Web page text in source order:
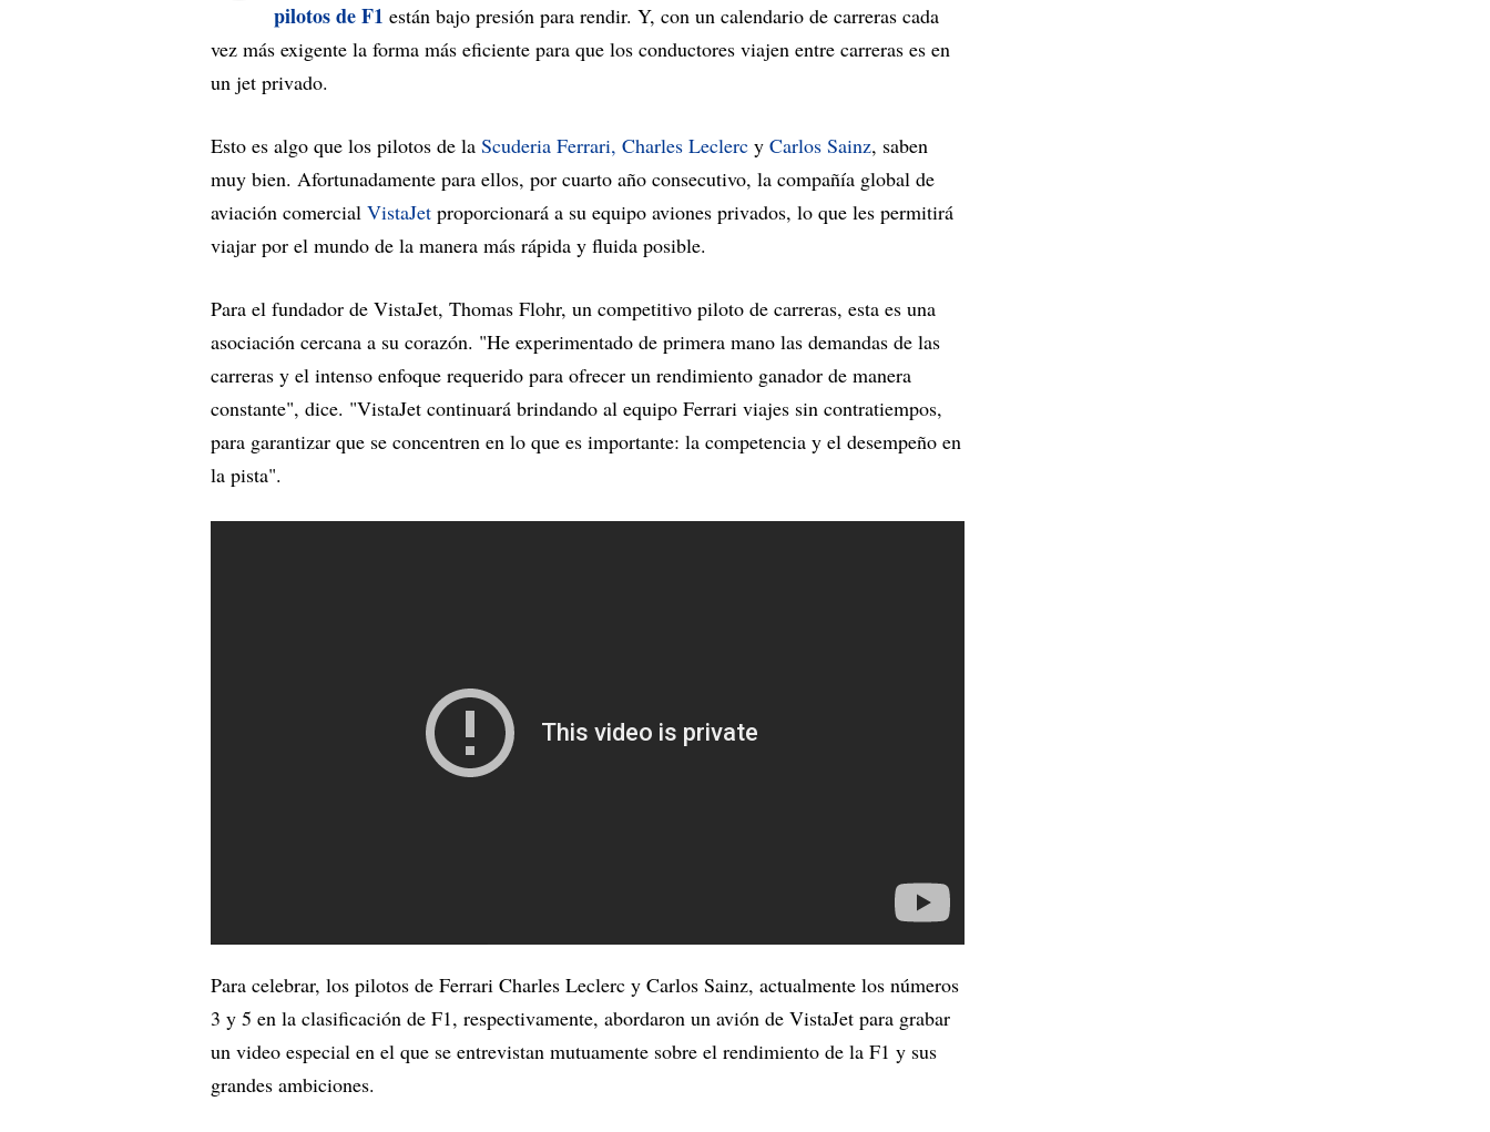
pilotos de F1 están bajo presión para rendir. Y, con un calendario de carreras cada
vez más exigente la forma más eficiente para que los conductores viajen entre carreras es en
un jet privado.
Esto es algo que los pilotos de la Scuderia Ferrari, Charles Leclerc y Carlos Sainz, saben
muy bien. Afortunadamente para ellos, por cuarto año consecutivo, la compañía global de
aviación comercial VistaJet proporcionará a su equipo aviones privados, lo que les permitirá
viajar por el mundo de la manera más rápida y fluida posible.
Para el fundador de VistaJet, Thomas Flohr, un competitivo piloto de carreras, esta es una
asociación cercana a su corazón. "He experimentado de primera mano las demandas de las
carreras y el intenso enfoque requerido para ofrecer un rendimiento ganador de manera
constante", dice. "VistaJet continuará brindando al equipo Ferrari viajes sin contratiempos,
para garantizar que se concentren en lo que es importante: la competencia y el desempeño en
la pista".
Para celebrar, los pilotos de Ferrari Charles Leclerc y Carlos Sainz, actualmente los números
3 y 5 en la clasificación de F1, respectivamente, abordaron un avión de VistaJet para grabar
un video especial en el que se entrevistan mutuamente sobre el rendimiento de la F1 y sus
grandes ambiciones.